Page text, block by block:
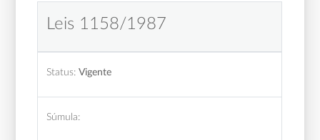
Leis 1158/1987
Status: Vigente
Súmula: